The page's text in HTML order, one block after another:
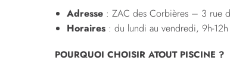
Adresse : ZAC des Corbières – 3 rue
Horaires : du lundi au vendredi, 9h-
POURQUOI CHOISIR ATOUT PISCINE ?